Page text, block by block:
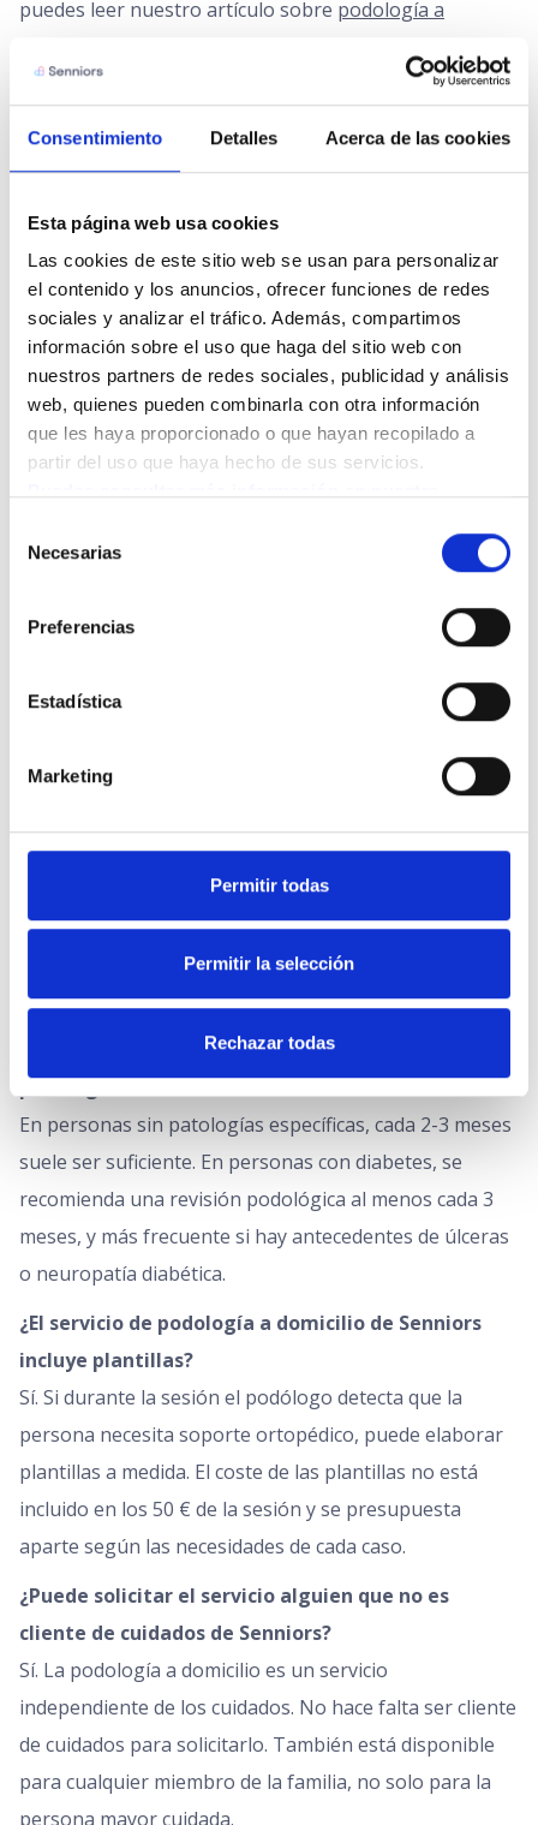
Consentimiento Detalles Acerca de las cookies
Esta página web usa cookies
Las cookies de este sitio web se usan para personalizar
el contenido y los anuncios, ofrecer funciones de redes
sociales y analizar el tráfico. Además, compartimos
información sobre el uso que haga del sitio web con
nuestros partners de redes sociales, publicidad y análisis
web, quienes pueden combinarla con otra información
que les haya proporcionado o que hayan recopilado a
partir del uso que haya hecho de sus servicios.
Necesarias
Preferencias
Estadística
Marketing
Permitir todas
Permitir la selección
Rechazar todas
puedes leer nuestro artículo sobre podología a
Preguntas frecuentes
sobre el cuidado de
los pies en personas
mayores
¿Por qué es tan importante cuidar los pies en las
personas mayores?
Los pies son un indicador precoz de enfermedades
como la diabetes, la artritis o la insuficiencia
circulatoria. Un pie mal cuidado puede provocar
infecciones, alterar la pisada y generar dolor en rodillas
y cadera. En personas con movilidad reducida o visión
limitada, la revisión profesional regular es la única
¿Qué puede pasar si no se tratan las uñas
Una uña encarnada sin tratar puede provocar una
circulación comprometida, se extiende con rapidez. En
casos avanzados puede requerir tratamiento
antibiótico o incluso una intervención quirúrgica. La
detección y el tratamiento tempranos por parte de un
podólogo evitan complicaciones mayores.
¿Cada cuánto tiempo se recomienda una sesión de
podología?
En personas sin patologías específicas, cada 2-3 meses
suele ser suficiente. En personas con diabetes, se
recomienda una revisión podológica al menos cada 3
meses, y más frecuente si hay antecedentes de úlceras
o neuropatía diabética.
¿El servicio de podología a domicilio de Senniors
incluye plantillas?
Sí. Si durante la sesión el podólogo detecta que la
persona necesita soporte ortopédico, puede elaborar
plantillas a medida. El coste de las plantillas no está
incluido en los 50 € de la sesión y se presupuesta
aparte según las necesidades de cada caso.
¿Puede solicitar el servicio alguien que no es
cliente de cuidados de Senniors?
Sí. La podología a domicilio es un servicio
independiente de los cuidados. No hace falta ser cliente
de cuidados para solicitarlo. También está disponible
para cualquier miembro de la familia, no solo para la
persona mayor cuidada.